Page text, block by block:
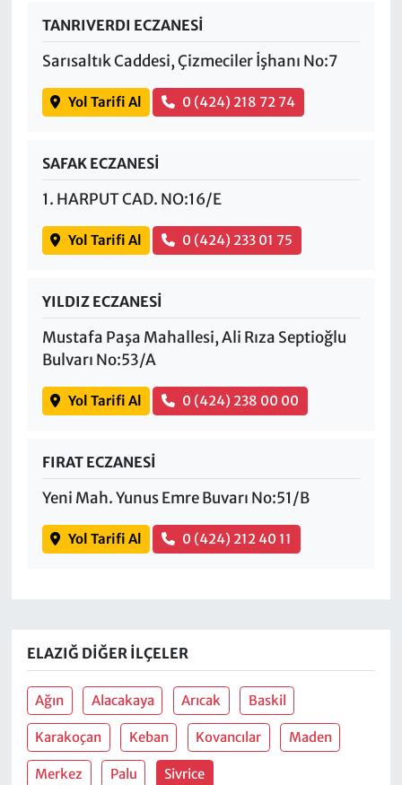
TANRIVERDI ECZANESİ
Sarısaltık Caddesi, Çizmeciler İşhanı No:7
Yol Tarifi Al 0 (424) 218 72 74
SAFAK ECZANESİ
1. HARPUT CAD. NO:16/E
Yol Tarifi Al 0 (424) 233 01 75
YILDIZ ECZANESİ
Mustafa Paşa Mahallesi, Ali Rıza Septioğlu
Bulvarı No:53/A
Yol Tarifi Al 0 (424) 238 00 00
FIRAT ECZANESİ
Yeni Mah. Yunus Emre Buvarı No:51/B
Yol Tarifi Al 0 (424) 212 40 11
ELAZIĞ DIĞER İLÇELER
Ağın Alacakaya Arıcak Baskil
Karakoçan Keban Kovancılar Maden
Merkez Palu Sivrice